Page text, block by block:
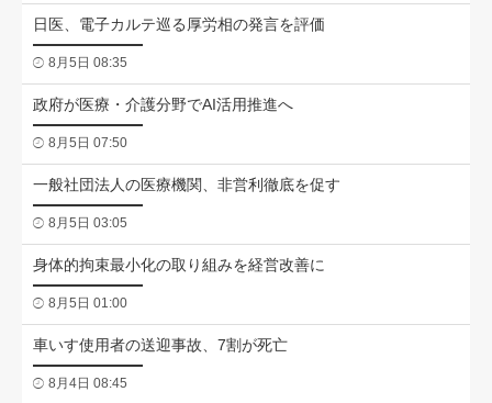
日医、電子カルテ巡る厚労相の発言を評価
8月5日 08:35
政府が医療・介護分野でAI活用推進へ
8月5日 07:50
一般社団法人の医療機関、非営利徹底を促す
8月5日 03:05
身体的拘束最小化の取り組みを経営改善に
8月5日 01:00
車いす使用者の送迎事故、7割が死亡
8月4日 08:45